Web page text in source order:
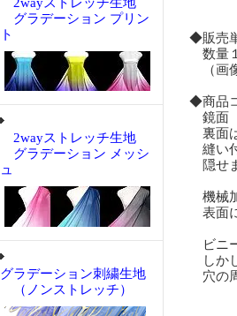
グラデーション プリン
ト
2wayストレッチ生地
グラデーション メッシ
ュ
グラデーション刺繍生地
（ノンストレッチ）
◆販売
数量
（画
◆商品
鏡面
裏面
縫い
隠せ
機械
表面
ビニ
しか
穴の